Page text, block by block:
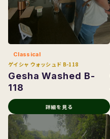
Classical
ゲイシャ ウォッシュド B-118
Gesha Washed B-
118
詳細を見る